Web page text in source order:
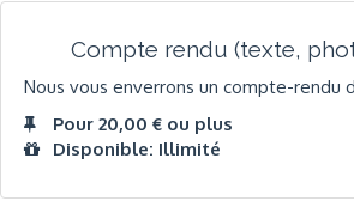
Compte rendu (texte,
Nous vous enverrons un compte-rendu
Pour 20,00 € ou plus
Disponible: Illimité